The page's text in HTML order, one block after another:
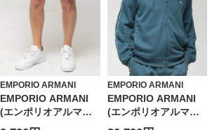
EMPORIO ARMANI
EMPORIO ARMANI
(エンポリオアルマー
ニ) メンズ ショートパ
EMPORIO ARMANI
EMPORIO ARMANI
(エンポリオアルマー
ニ) メンズ パーカー